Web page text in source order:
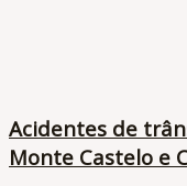
Acidentes de
Monte Castelo e